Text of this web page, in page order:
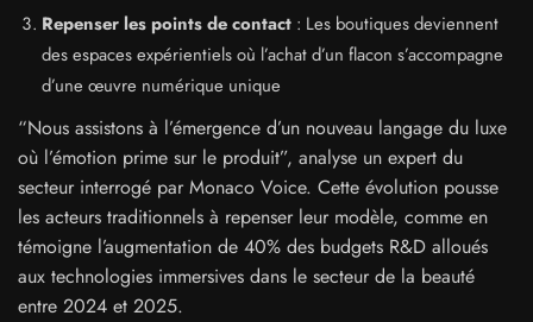
Repenser les points de contact : Les boutiques deviennent
des espaces expérientiels où l’achat d’un flacon s’accompagne
d’une œuvre numérique unique
“Nous assistons à l’émergence d’un nouveau langage du luxe
où l’émotion prime sur le produit”, analyse un expert du
secteur interrogé par Monaco Voice. Cette évolution pousse
les acteurs traditionnels à repenser leur modèle, comme en
témoigne l’augmentation de 40% des budgets R&D alloués
aux technologies immersives dans le secteur de la beauté
entre 2024 et 2025.